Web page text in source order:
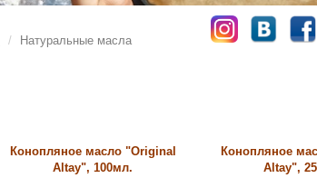
Натуральные масла
Конопляное масло "Original
Altay", 100мл.
Конопляное
Altay",